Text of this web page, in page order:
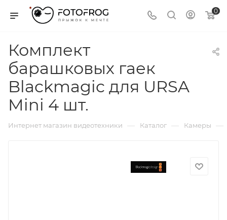
0
Комплект
барашковых гаек
Blackmagic для URSA
Mini 4 шт.
Интернет магазин видеотехники — Каталог — Камеры —